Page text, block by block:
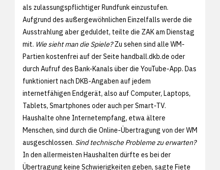
als zulassungspflichtiger Rundfunk einzustufen.
Aufgrund des außergewöhnlichen Einzelfalls werde die
Ausstrahlung aber geduldet, teilte die ZAK am Dienstag
mit. Wie sieht man die Spiele?Zu sehen sind alle WM-
Partien kostenfrei auf der Seite handball.dkb.de oder
durch Aufruf des Bank-Kanals über die YouTube-App. Das
funktioniert nach DKB-Angaben auf jedem
internetfähigen Endgerät, also auf Computer, Laptops,
Tablets, Smartphones oder auch per Smart-TV.
Haushalte ohne Internetempfang, etwa ältere
Menschen, sind durch die Online-Übertragung von der WM
ausgeschlossen. Sind technische Probleme zu erwarten?
In den allermeisten Haushalten dürfte es bei der
Übertragung keine Schwierigkeiten geben, sagte Fiete